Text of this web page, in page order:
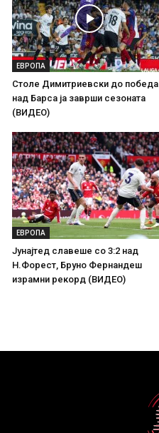
ЕВРОПА
Столе Димитриевски до победа
над Барса ја заврши сезоната
(ВИДЕО)
ЕВРОПА
Јунајтед славеше со 3:2 над
Н.Форест, Бруно Фернандеш
израмни рекорд (ВИДЕО)